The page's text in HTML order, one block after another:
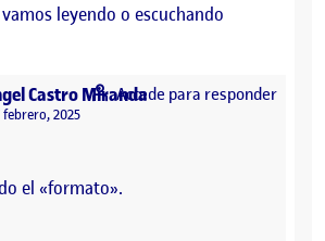
leyendo o escuchando
Castro Mirandasays:
febrero, 2025
el «formato».
Accede para responder